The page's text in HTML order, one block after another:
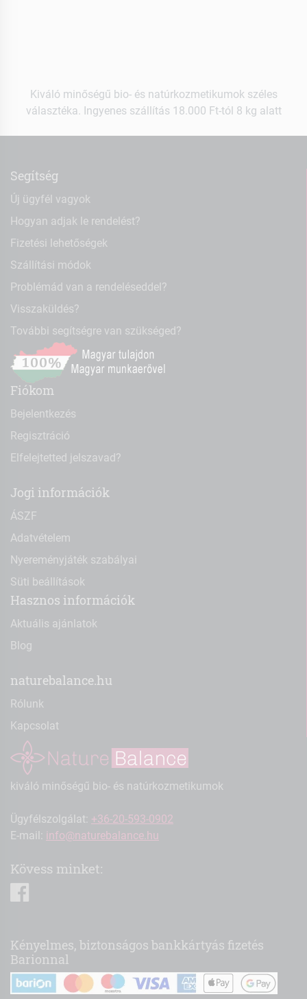
Kiváló minőségű bio- és natúrkozmetikumok széles
választéka. Ingyenes szállítás 18.000 Ft-tól 8 kg alatt
Segítség
Új ügyfél vagyok
Hogyan adjak le rendelést?
Fizetési lehetőségek
Szállítási módok
Problémád van a rendeléseddel?
Visszaküldés?
További segítségre van szükséged?
Fiókom
Bejelentkezés
Regisztráció
Elfelejtetted jelszavad?
Jogi információk
ÁSZF
Adatvételem
Nyereményjáték szabályai
Süti beállítások
Hasznos információk
Aktuális ajánlatok
Blog
naturebalance.hu
Rólunk
Kapcsolat
kiváló minőségű bio- és natúrkozmetikumok
Ügyfélszolgálat: +36-20-593-0902
E-mail: info@naturebalance.hu
Kövess minket:
Kényelmes, biztonságos bankkártyás fizetés
Barionnal